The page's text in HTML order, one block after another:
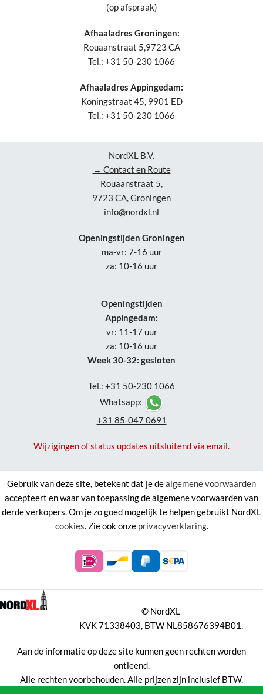
(op afspraak)
Afhaaladres Groningen:
Rouaanstraat 5,9723 CA
Tel.: +31 50-230 1066
Afhaaladres Appingedam:
Koningstraat 45, 9901 ED
Tel.: +31 50-230 1066
NordXL B.V.
→ Contact en Route
Rouaanstraat 5,
9723 CA, Groningen
info@nordxl.nl
Openingstijden Groningen
ma-vr: 7-16 uur
za: 10-16 uur
Openingstijden
Appingedam:
vr: 11-17 uur
za: 10-16 uur
Week 30-32: gesloten
Tel.: +31 50-230 1066
Whatsapp:
+31 85-047 0691
Wijzigingen of status updates uitsluitend via email.
Gebruik van deze site, betekent dat je dealgemene voorwaarden
accepteert en waar van toepassing de algemene voorwaarden van
derde verkopers. Om je zo goed mogelijk te helpen gebruikt NordXL
cookies. Zie ook onze privacyverklaring.
© NordXL
KVK 71338403, BTW NL858676394B01.
Aan de informatie op deze site kunnen geen rechten worden
ontleend.
Alle rechten voorbehouden. Alle prijzen zijn inclusief BTW.